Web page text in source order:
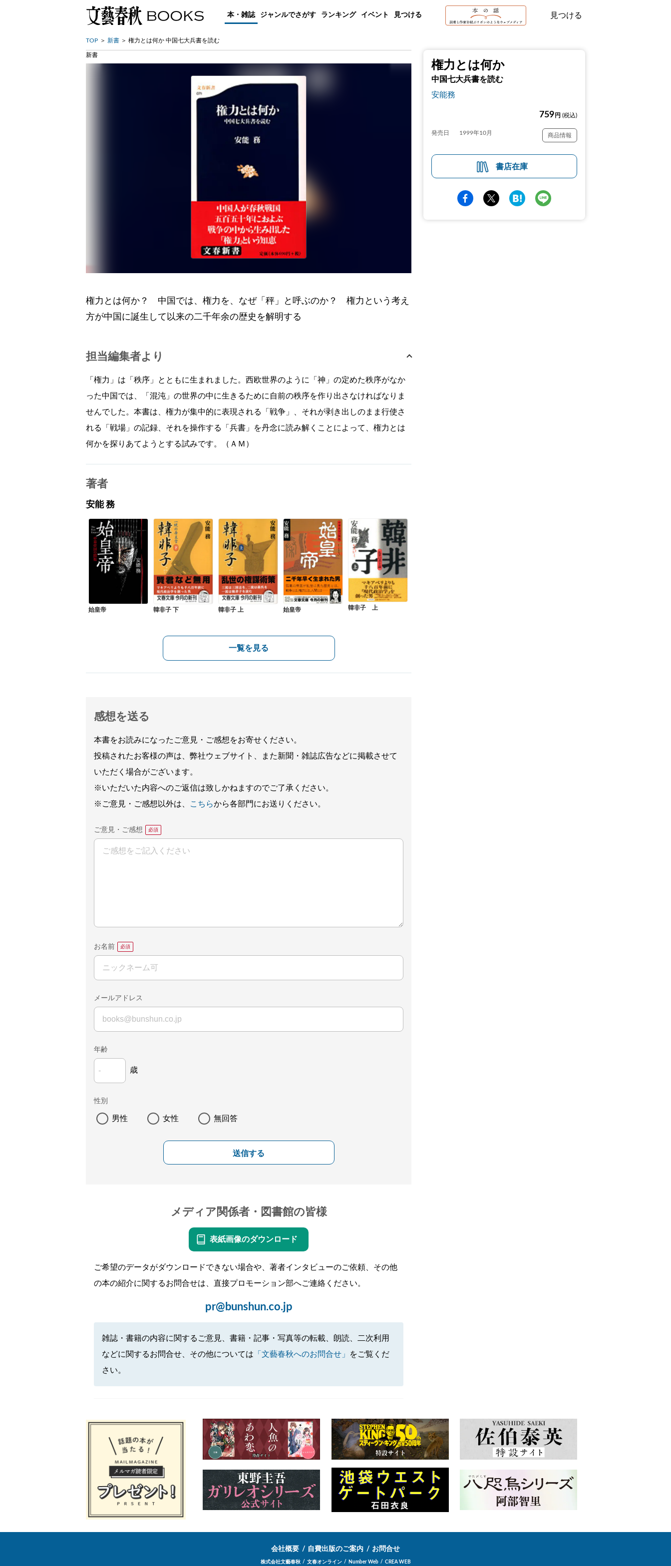
本・雑誌 ジャンルでさがす ランキング イベント 見つける 見つける
TOP 新書 権力とは何か 中国七大兵書を読む
権力とは何か
中国七大兵書を読む
安能務
759 円 (税込)
発売日 1999年10月 商品情報
書店在庫
新書
権力とは何か？ 中国では、権力を、なぜ「秤」と呼ぶのか？ 権力という考え
方が中国に誕生して以来の二千年余の歴史を解明する
担当編集者より
「権力」は「秩序」とともに生まれました。西欧世界のように「神」の定めた秩序がなか
った中国では、「混沌」の世界の中に生きるために自前の秩序を作り出さなければなりま
せんでした。本書は、権力が集中的に表現される「戦争」、それが剥き出しのまま行使さ
れる「戦場」の記録、それを操作する「兵書」を丹念に読み解くことによって、権力とは
何かを探りあてようとする試みです。（ＡＭ）
著者
安能 務
始皇帝 韓非子 下 韓非子 上 始皇帝 韓非子 上
一覧を見る
感想を送る
本書をお読みになったご意見・ご感想をお寄せください。
投稿されたお客様の声は、弊社ウェブサイト、また新聞・雑誌広告などに掲載させて
いただく場合がございます。
※いただいた内容へのご返信は致しかねますのでご了承ください。
※ご意見・ご感想以外は、
こちらから各部門にお送りください。
ご意見・ご感想
お名前
メールアドレス
年齢
歳
性別
男性 女性 無回答
送信する
メディア関係者・図書館の皆様
表紙画像のダウンロード
ご希望のデータがダウンロードできない場合や、著者インタビューのご依頼、その他
の本の紹介に関するお問合せは、直接プロモーション部へご連絡ください。
pr@bunshun.co.jp
雑誌・書籍の内容に関するご意見、書籍・記事・写真等の転載、朗読、二次利用
などに関するお問合せ、その他については 「文藝春秋へのお問合せ」
をご覧くだ
さい。
会社概要 自費出版のご案内 お問合せ
株式会社文藝春秋 文春オンライン Number Web CREA WEB